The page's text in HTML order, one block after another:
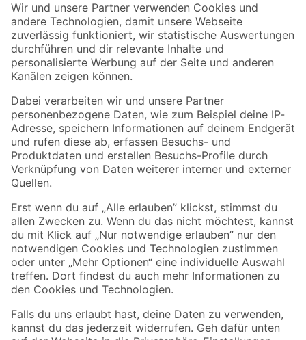
Der toom Newsletter: Keine Angebote und Aktionen mehr verpassen!
Zur Newsletter Anmeldung
Folge uns
Zahlungsarten Versandarten
Sicher einkaufen
Jetzt die toom-App herunterladen
Alle Preisangaben in EUR inkl. gesetzl. MwSt.. Die dargestellten Angebote sind unter